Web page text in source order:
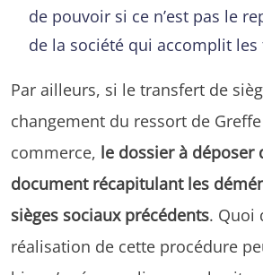
de pouvoir si ce n’est pas le
de la société qui accomplit
Par ailleurs, si le transfert de
changement du ressort de
commerce, le dossier à
document récapitulant les
sièges sociaux précédents. Quoi
réalisation de cette procédure